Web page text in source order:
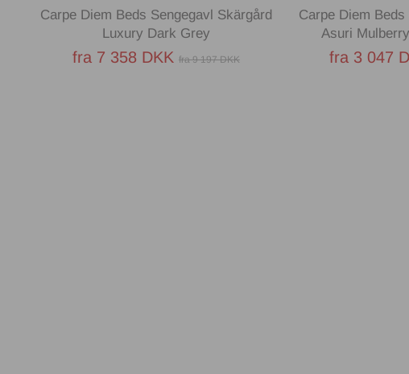
Carpe Diem Beds Sengegavl Skärgård
Luxury Dark Grey
fra 7 358 DKK fra 9 197 DKK
Carpe Diem
Asuri
fra 3 047